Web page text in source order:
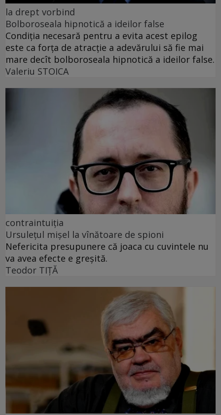
la drept vorbind
Bolboroseala hipnotică a ideilor false
Condiția necesară pentru a evita acest epilog
este ca forța de atracție a adevărului să fie mai
mare decît bolboroseala hipnotică a ideilor false.
Valeriu STOICA
contraintuiția
Ursulețul mișel la vînătoare de spioni
Nefericita presupunere că joaca cu cuvintele nu
va avea efecte e greșită.
Teodor TIŢĂ